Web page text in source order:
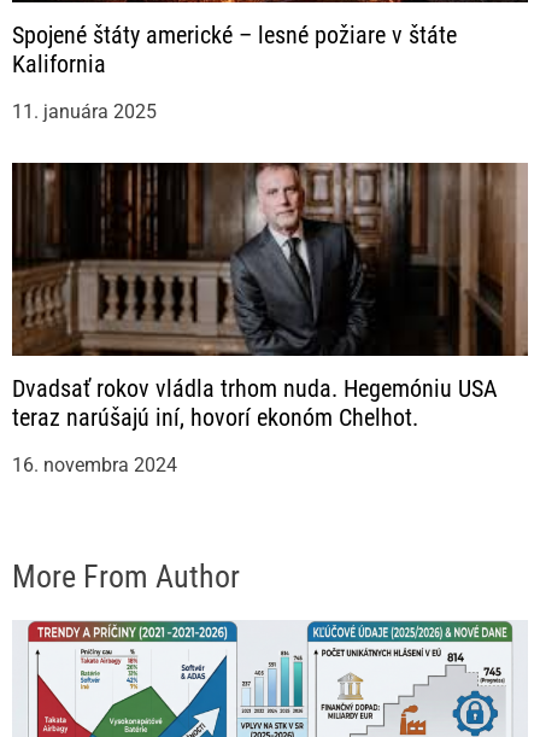
Spojené štáty americké – lesné požiare v štáte
Kalifornia
11. januára 2025
Dvadsať rokov vládla trhom nuda. Hegemóniu USA
teraz narúšajú iní, hovorí ekonóm Chelhot.
16. novembra 2024
More From Author